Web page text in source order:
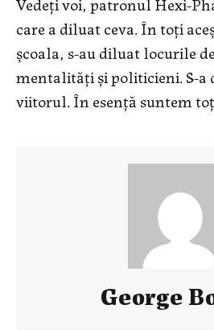
care a diluat ceva. În toți
școala, s-au diluat locurile
mentalități și politicieni. S-a
viitorul. În esență suntem
George